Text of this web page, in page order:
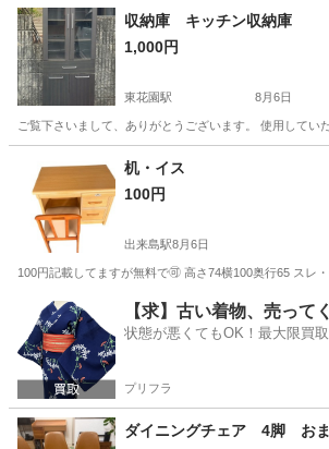
大阪 大阪市 福島駅 ベッド
収納庫 キッチン収納庫
1,000円
東花園駅 8月6日
ご覧下さいまして、ありがとうございます。 使用して
東花園駅
机・イス
100円
出来島駅8月6日
100円記載してますが無料で🉑 高さ74横100奥行65 ス
大阪 大阪市 出来島駅 オフィス用家具
【求】古い着物、売って
状態が悪くてもOK！最大限買
プリフラ
ダイニングチェア 4脚 お